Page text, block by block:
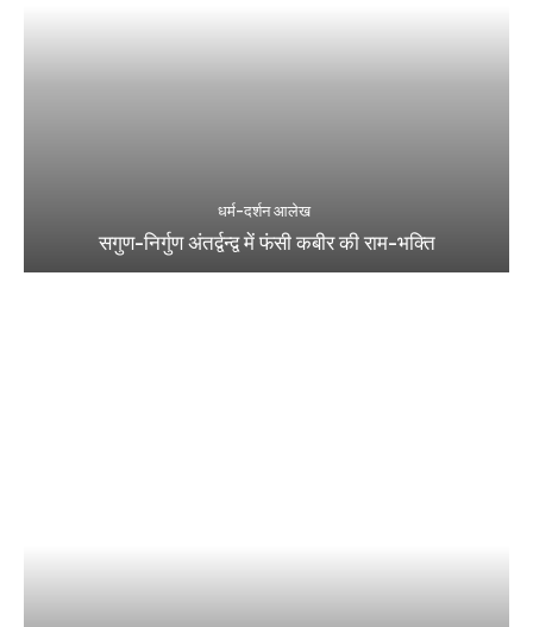
धर्म-दर्शन आलेख
सगुण-निर्गुण अंतर्द्वन्द्व में फंसी कबीर की राम-भक्ति